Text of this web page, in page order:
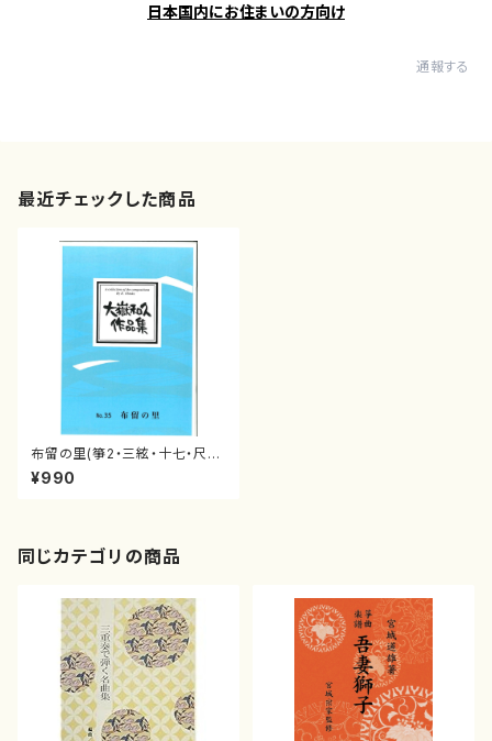
日本国内にお住まいの方向け
通報する
最近チェックした商品
布留の里(箏2・三絃・十七・尺
八/大嶽 和久/楽譜）
¥990
同じカテゴリの商品